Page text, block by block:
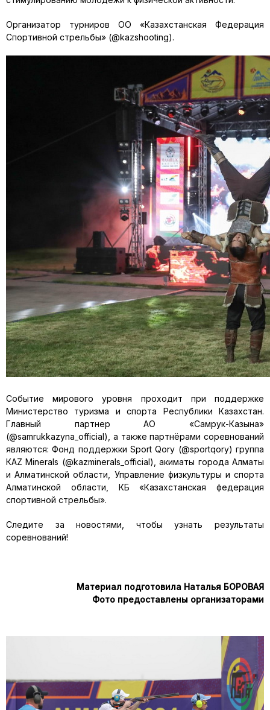
Организатор турниров ОО «Казахстанская Федерация
Спортивной стрельбы» (@kazshooting).
Событие мирового уровня проходит при поддержке
Министерство туризма и спорта Республики Казахстан.
Главный партнер АО «Самрук-Казына»
(@samrukkazyna_official), а также партнёрами соревнований
являются: Фонд поддержки Sport Qory (@sportqory) группа
КΑΖ Minerals (@kazminerals_official), акиматы города Алматы
и Алматинской области, Управление физкультуры и спорта
Алматинской области, КБ «Казахстанская федерация
спортивной стрельбы».
Следите за новостями, чтобы узнать результаты
соревнований!
Материал подготовила Наталья БОРОВАЯ
Фото предоставлены организаторами